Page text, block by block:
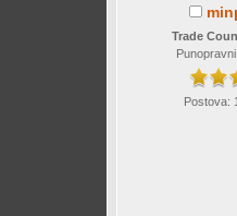
Trade
Postova: